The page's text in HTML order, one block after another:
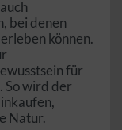
bei denen
können.
für
So wird der
Natur.